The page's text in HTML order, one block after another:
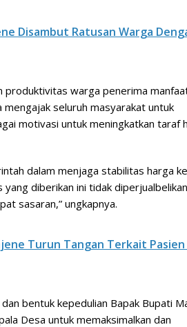
Disambut Ratusan Warga
produktivitas warga penerima
mengajak seluruh masyarakat untuk
motivasi untuk meningkatkan taraf
dalam menjaga stabilitas harga
diberikan ini tidak
sasaran,” ungkapnya.
Turun Tangan Terkait Pasien
bentuk kepedulian Bapak Bupati
Desa untuk memaksimalkan dan